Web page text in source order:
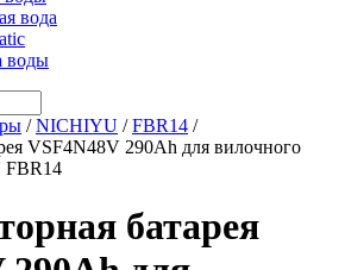
вода
воды
/NICHIYU /FBR14 /
VSF4N48V 290Ah для вилочного
FBR14
батарея